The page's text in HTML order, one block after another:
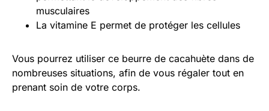
musculaires
La vitamine E permet de protéger les cellules
Vous pourrez utiliser ce beurre de cacahuète dans de
nombreuses situations, afin de vous régaler tout en
prenant soin de votre corps.